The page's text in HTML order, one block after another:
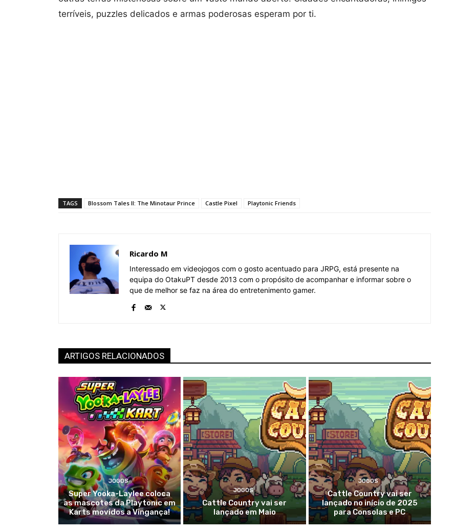
terríveis, puzzles delicados e armas poderosas esperam por ti.
TAGS Blossom Tales II: The Minotaur Prince Castle Pixel Playtonic Friends
Ricardo M
Interessado em videojogos com o gosto acentuado para JRPG, está presente na
equipa do OtakuPT desde 2013 com o propósito de acompanhar e informar sobre o
que de melhor se faz na área do entretenimento gamer.
ARTIGOS RELACIONADOS
JOGOS
Super Yooka-Laylee coloca
as mascotes da Playtonic em
Karts movidos a Vingança!
JOGOS
Cattle Country vai ser
lançado em Maio
JOGOS
Cattle Country vai ser
lançado no início de 2025
para Consolas e PC